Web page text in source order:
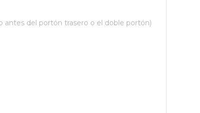
antes del portón trasero o el doble portón)